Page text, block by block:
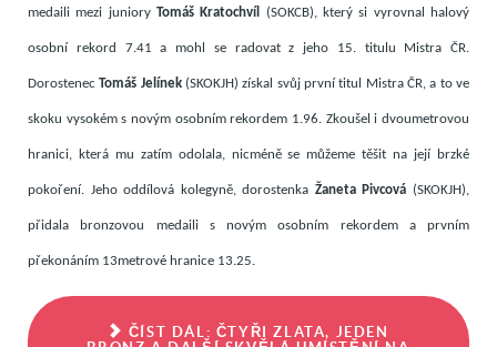
medaili mezi juniory Tomáš Kratochvíl (SOKCB), který si vyrovnal halový
osobní rekord 7.41 a mohl se radovat z jeho 15. titulu Mistra ČR.
DorostenecTomáš Jelínek(SKOKJH) získal svůj první titul Mistra ČR, a to ve
skoku vysokém s novým osobním rekordem 1.96. Zkoušel i dvoumetrovou
hranici, která mu zatím odolala, nicméně se můžeme těšit na její brzké
pokoření. Jeho oddílová kolegyně, dorostenka Žaneta Pivcová (SKOKJH),
přidala bronzovou medaili s novým osobním rekordem a prvním
překonáním 13metrové hranice 13.25.
ČÍST DÁL: ČTYŘI ZLATA, JEDEN